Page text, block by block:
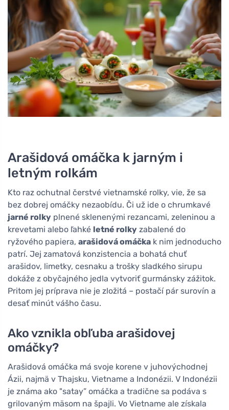
Arašidová omáčka k jarným i
letným rolkám
Kto raz ochutnal čerstvé vietnamské rolky, vie, že sa
bez dobrej omáčky nezaobídu. Či už ide o chrumkavé
jarné rolky plnené sklenenými rezancami, zeleninou a
krevetami alebo ľahké letné rolky zabalené do
ryžového papiera, arašidová omáčka k nim jednoducho
patrí. Jej zamatová konzistencia a bohatá chuť
arašidov, limetky, cesnaku a trošky sladkého sirupu
dokáže z obyčajného jedla vytvoriť gurmánsky zážitok.
Pritom jej príprava nie je zložitá – postačí pár surovín a
desať minút vášho času.
Ako vznikla obľuba arašidovej
omáčky?
Arašidová omáčka má svoje korene v juhovýchodnej
Ázii, najmä v Thajsku, Vietname a Indonézii. V Indonézii
je známa ako "satay” omáčka a tradične sa podáva s
grilovaným mäsom na špajli. Vo Vietname ale získala